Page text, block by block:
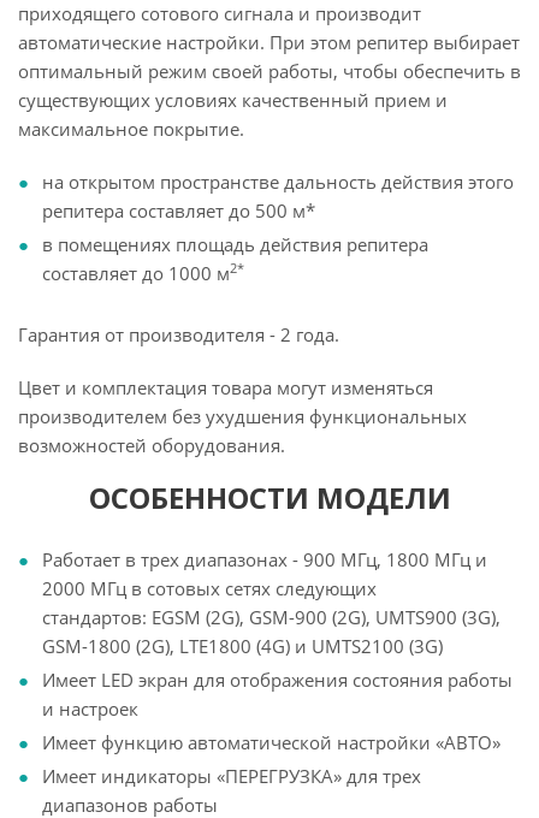
приходящего сотового сигнала и производит
автоматические настройки. При этом репитер выбирает
оптимальный режим своей работы, чтобы обеспечить в
существующих условиях качественный прием и
максимальное покрытие.
на открытом пространстве дальность действия этого
репитера составляет до 500 м*
в помещениях площадь действия репитера
составляет до 1000 м2*
Гарантия от производителя - 2 года.
Цвет и комплектация товара могут изменяться
производителем без ухудшения функциональных
возможностей оборудования.
ОСОБЕННОСТИ МОДЕЛИ
Работает в трех диапазонах - 900 МГц, 1800 МГц и
2000 МГц в сотовых сетях следующих
стандартов: EGSM (2G), GSM-900 (2G), UMTS900 (3G),
GSM-1800 (2G), LTE1800 (4G) и UMTS2100 (3G)
Имеет LED экран для отображения состояния работы
и настроек
Имеет функцию автоматической настройки «АВТО»
Имеет индикаторы «ПЕРЕГРУЗКА» для трех
диапазонов работы